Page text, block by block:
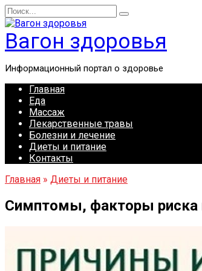
Перейти
к
содержанию
Search
for:
Вагон здоровья
Информационный портал о здоровье
Главная
Еда
Массаж
Лекарственные травы
Болезни и лечение
Диеты и питание
Контакты
Главная » Диеты и питание
Симптомы, факторы риска